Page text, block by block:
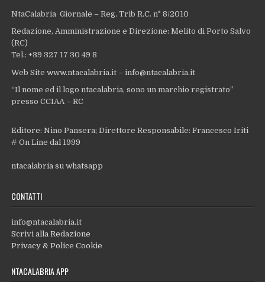
NtaCalabria Giornale – Reg. Trib R.C. n° 8/2010
Redazione, Amministrazione e Direzione: Melito di Porto Salvo
(RC)
Tel.: +39 327 17 30 49 8
Web Site www.ntacalabria.it – info@ntacalabria.it
“Il nome ed il logo ntacalabria, sono un marchio registrato”
presso CCIAA – RC
Editore: Nino Pansera; Direttore Responsabile: Francesco Iriti
# On Line dal 1999
ntacalabria su whatsapp
CONTATTI
info@ntacalabria.it
Scrivi alla Redazione
Privacy & Police Cookie
NTACALABRIA APP